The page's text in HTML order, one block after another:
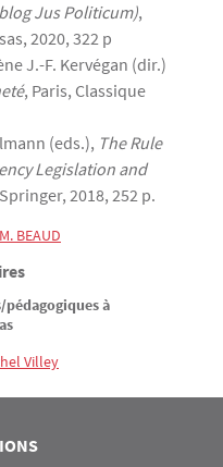
Jus Politicum),
2020, 322 p
J.-F. Kervégan (dir.)
, Paris, Classique
(eds.), The Rule
Legislation and
2018, 252 p.
BEAUD
à
Villey